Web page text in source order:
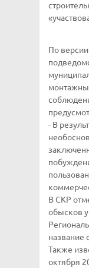
По
- В
В СКР
обысков у
название
Также
октября